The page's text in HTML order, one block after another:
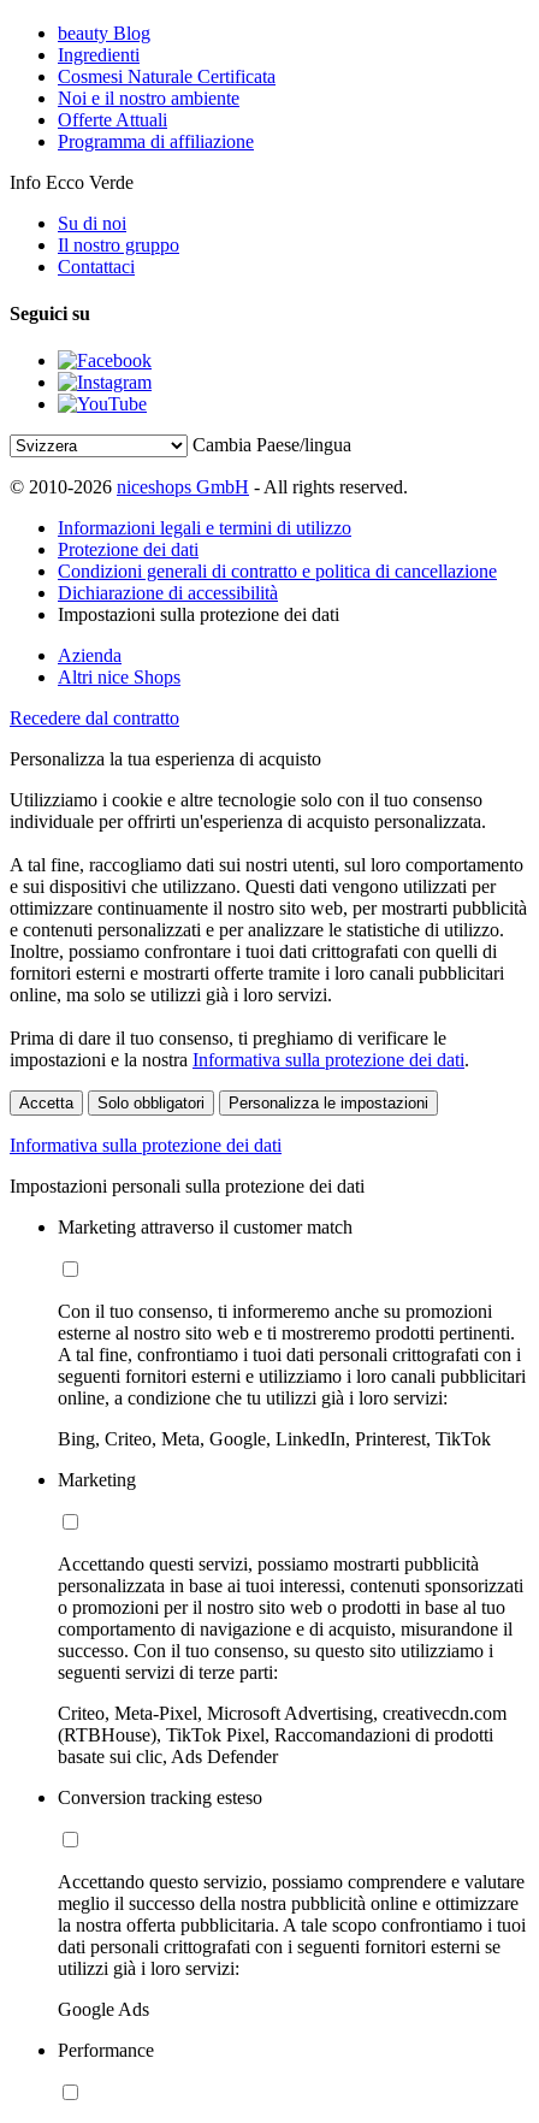
beauty Blog
Ingredienti
Cosmesi Naturale Certificata
Noi e il nostro ambiente
Offerte Attuali
Programma di affiliazione
Info Ecco Verde
Su di noi
Il nostro gruppo
Contattaci
Seguici su
Cambia Paese/lingua
© 2010-2026 niceshops GmbH - All rights reserved.
Informazioni legali e termini di utilizzo
Protezione dei dati
Condizioni generali di contratto e politica di cancellazione
Dichiarazione di accessibilità
Impostazioni sulla protezione dei dati
Azienda
Altri nice Shops
Recedere dal contratto
Personalizza la tua esperienza di acquisto
Utilizziamo i cookie e altre tecnologie solo con il tuo consenso
individuale per offrirti un'esperienza di acquisto personalizzata.
A tal fine, raccogliamo dati sui nostri utenti, sul loro comportamento
e sui dispositivi che utilizzano. Questi dati vengono utilizzati per
ottimizzare continuamente il nostro sito web, per mostrarti pubblicità
e contenuti personalizzati e per analizzare le statistiche di utilizzo.
Inoltre, possiamo confrontare i tuoi dati crittografati con quelli di
fornitori esterni e mostrarti offerte tramite i loro canali pubblicitari
online, ma solo se utilizzi già i loro servizi.
Prima di dare il tuo consenso, ti preghiamo di verificare le
impostazioni e la nostra Informativa sulla protezione dei dati.
Accetta Solo obbligatori Personalizza le impostazioni
Informativa sulla protezione dei dati
Impostazioni personali sulla protezione dei dati
Marketing attraverso il customer match
Con il tuo consenso, ti informeremo anche su promozioni
esterne al nostro sito web e ti mostreremo prodotti pertinenti.
A tal fine, confrontiamo i tuoi dati personali crittografati con i
seguenti fornitori esterni e utilizziamo i loro canali pubblicitari
online, a condizione che tu utilizzi già i loro servizi:
Bing, Criteo, Meta, Google, LinkedIn, Printerest, TikTok
Marketing
Accettando questi servizi, possiamo mostrarti pubblicità
personalizzata in base ai tuoi interessi, contenuti sponsorizzati
o promozioni per il nostro sito web o prodotti in base al tuo
comportamento di navigazione e di acquisto, misurandone il
successo. Con il tuo consenso, su questo sito utilizziamo i
seguenti servizi di terze parti:
Criteo, Meta-Pixel, Microsoft Advertising, creativecdn.com
(RTBHouse), TikTok Pixel, Raccomandazioni di prodotti
basate sui clic, Ads Defender
Conversion tracking esteso
Accettando questo servizio, possiamo comprendere e valutare
meglio il successo della nostra pubblicità online e ottimizzare
la nostra offerta pubblicitaria. A tale scopo confrontiamo i tuoi
dati personali crittografati con i seguenti fornitori esterni se
utilizzi già i loro servizi:
Google Ads
Performance